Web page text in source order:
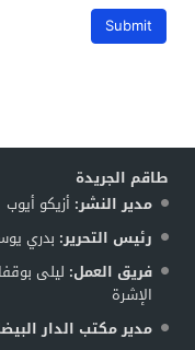
طاقم الجريدة
مدير النشر: أزيكو أيوب
رئيس التحرير: بدري
فريق العمل: ليلى
الإشرة
مدير مكتب الدار